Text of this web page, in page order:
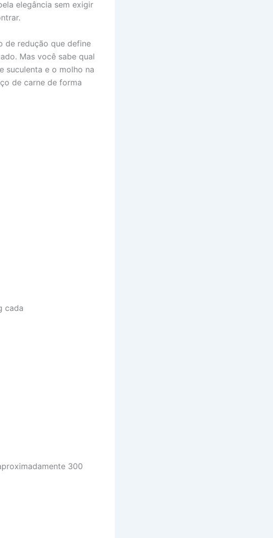
elegância sem exigir
de redução que define
Mas você sabe qual
suculenta e o molho na
de carne de forma
cada
300